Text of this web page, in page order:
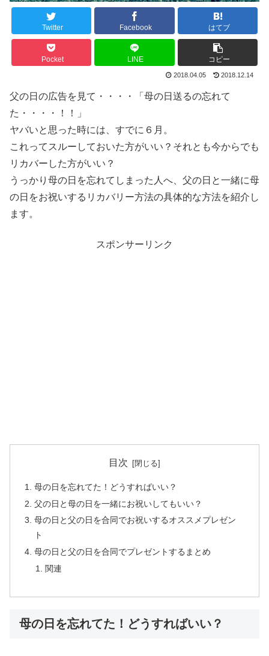
Twitter Facebook はてブ
Pocket LINE コピー
2018.04.05 2018.12.14
父の日の広告を見て・・・・「母の日送るの忘れて
た・・・・！！」
ヤバいと思った時には、すでに６月。
これってスルーしておいた方がいい？それとも今からでも
リカバーした方がいい？
うっかり母の日を忘れてしまった人へ、父の日と一緒に母
の日をお祝いするリカバリー方法の具体的な方法を紹介し
ます。
スポンサーリンク
目次
母の日を忘れてた！どうすればいい？
父の日と母の日を一緒にお祝いしてもいい？
母の日と父の日を合同でお祝いするオススメプレゼン
ト
母の日と父の日を合同でプレゼントするまとめ
関連
母の日を忘れてた！どうすればいい？